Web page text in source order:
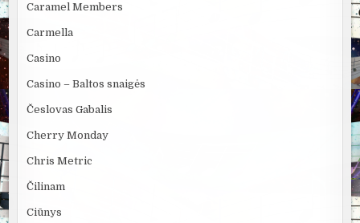
Caramel Members
Carmella
Casino
Casino – Baltos snaigės
Česlovas Gabalis
Cherry Monday
Chris Metric
Čilinam
Ciūnys